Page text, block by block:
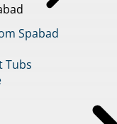
Spabad
Tubs